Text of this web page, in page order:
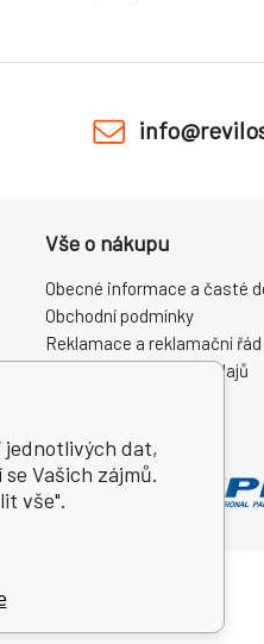
Vše o nákupu
Obecné informace a časté
Obchodní podmínky
Reklamace a reklamační řád
Zpracování osobních údajů
jednotlivých dat,
Vašich zájmů.
vše".